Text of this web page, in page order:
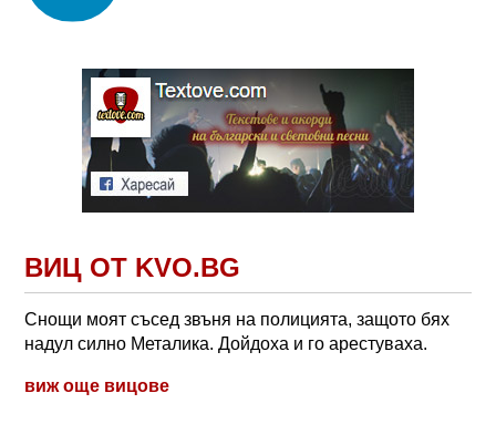
ВИЦ ОТ KVO.BG
Снощи моят съсед звъня на полицията, защото бях
надул силно Металика. Дойдоха и го арестуваха.
виж още вицове